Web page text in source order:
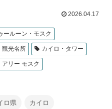
2026.04.17
ールーン・モスク
観光名所 カイロ・タワー
アリー モスク
ロ県 カイロ